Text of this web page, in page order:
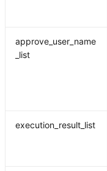
approve_user_name
_list
execution_result_list